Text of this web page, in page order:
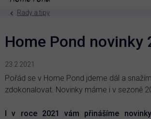
Rady a tipy
Home Pond novinky
23.2.2021
Pořád se v Home Pond jdeme dál a
zdokonalovat. Novinky máme i v sezoně
I v roce 2021 vám přinášíme